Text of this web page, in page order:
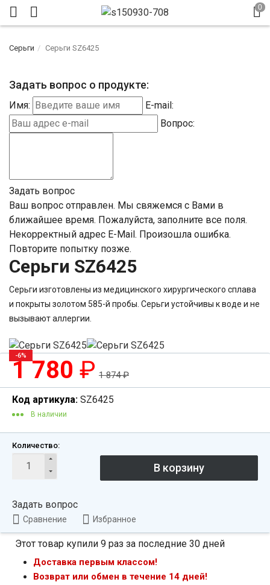
Серьги Серьги SZ6425
Задать вопрос о продукте:
Имя:
E-mail:
Вопрос:
Задать вопрос
Ваш вопрос отправлен. Мы свяжемся с Вами в
ближайшее время. Пожалуйста, заполните все поля.
Некорректный адрес E-Mail. Произошла ошибка.
Повторите попытку позже.
Серьги SZ6425
Серьги изготовлены из медицинского хирургического сплава
и покрыты золотом 585-й пробы. Серьги устойчивы к воде и не
вызывают аллергии.
-6%
1 780 ₽ 1 874₽
Код артикула: SZ6425
В наличии
Количество:
Задать вопрос
Сравнение Избранное
Этот товар купили 9 раз за последние 30 дней
Доставка первым классом!
Возврат или обмен в течение 14 дней!